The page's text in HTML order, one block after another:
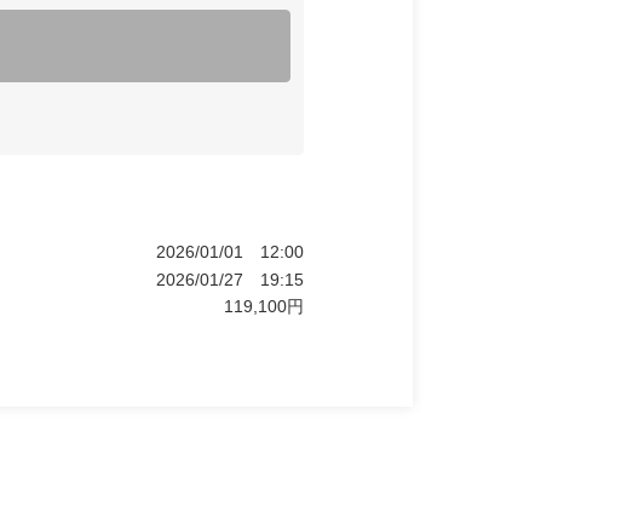
2026/01/01
12:00
2026/01/27
19:15
119,100円